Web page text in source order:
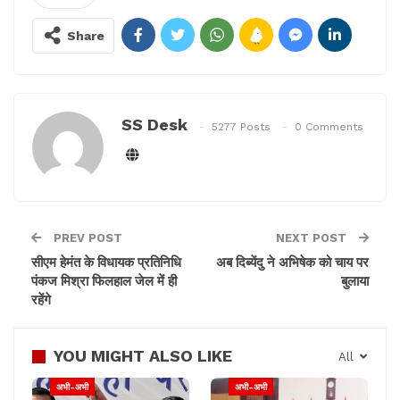
आम आदमी पार्टी देश की जनता की नई उम्मीद
बन चुकी है, विश्वास बन चुकी है।
pic.twitter.com/SHV97E6ru3
November 26, 2022
विश्वास बन चुकी है।
Share
SS Desk 5277 Posts 0 Comments
PREV POST
सीएम हेमंत के विधायक प्रतिनिधि
पंकज मिश्रा फिलहाल जेल में ही
रहेंगे
NEXT POST
अब दिब्येंदु ने अभिषेक को चाय पर
बुलाया
All
YOU MIGHT ALSO LIKE
अभी-अभी अभी-अभी